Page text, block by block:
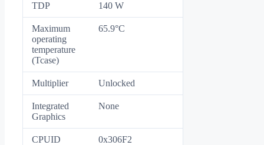
TDP 140 W
Maximum
operating
temperature
(Tcase)
65.9°C
Multiplier Unlocked
Integrated
Graphics
None
CPUID 0x306F2